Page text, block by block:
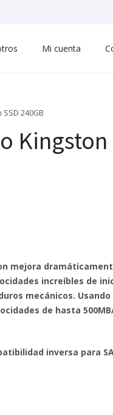
Mi cuenta
240GB
Kingston
mejora
increíbles de
mecánicos.
de hasta
inversa para